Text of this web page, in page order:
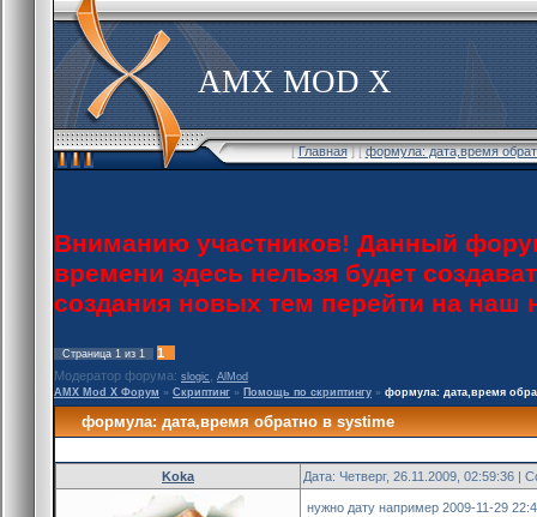
AMX MOD X
[Главная] [формула: дата,время
Вниманию участников! Данный
времени здесь нельзя будет
создания новых тем перейти на
Страница 1 из 1
1
Модератор форума: slogic
AlMod
AMX Mod X Форум » Скриптинг » Помощь по скриптингу » формула: дата,время
формула: дата,время обратно в systime
Koka Дата: Четверг, 26.11.2009, 02:59:36 |
нужно дату например 2009-11-29